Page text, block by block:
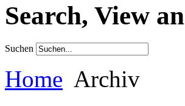
Search, View
Suchen
Home Archiv